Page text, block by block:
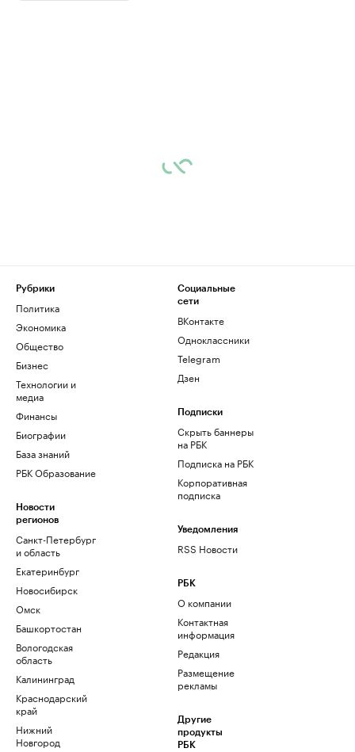
Рубрики
Политика
Экономика
Общество
Бизнес
Технологии и
медиа
Финансы
Биографии
База знаний
РБК Образование
Новости
регионов
Санкт-Петербург
и область
Екатеринбург
Новосибирск
Омск
Башкортостан
Вологодская
область
Калининград
Краснодарский
край
Нижний
Новгород
Социальные
сети
ВКонтакте
Одноклассники
Telegram
Дзен
Подписки
Скрыть баннеры
на РБК
Подписка на РБК
Корпоративная
подписка
Уведомления
RSS Новости
РБК
О компании
Контактная
информация
Редакция
Размещение
рекламы
Другие
продукты
РБК